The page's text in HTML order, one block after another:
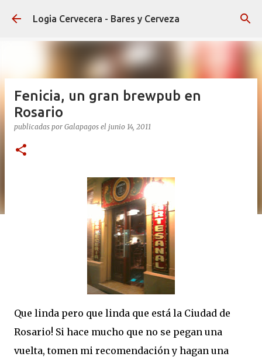
Ir al contenido principal
Logia Cervecera - Bares y Cerveza
Fenicia, un gran brewpub en
Rosario
publicadas por Galapagos el junio 14, 2011
Que linda pero que linda que está la Ciudad de
Rosario! Si hace mucho que no se pegan una
vuelta, tomen mi recomendación y hagan una